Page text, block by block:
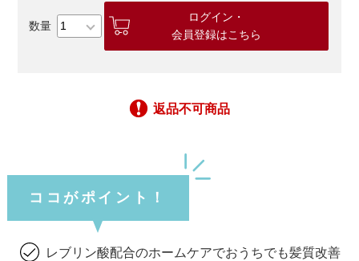
ログイン・
会員登録はこちら
返品不可商品
ココがポイント！
レブリン酸配合のホームケアでおうちでも髪質改善